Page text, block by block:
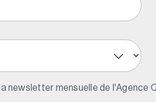
newsletter mensuelle de l'Agence